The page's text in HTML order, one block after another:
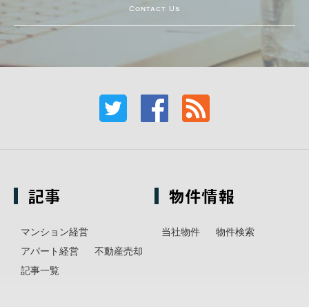
Contact Us
記事
マンション経営
アパート経営
不動産売却
記事一覧
物件情報
当社物件 物件検索